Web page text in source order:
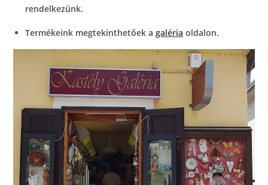
rendelkezünk.
Termékeink megtekinthetőek agaléria oldalon.